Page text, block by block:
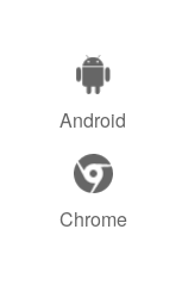
Android
Chrome